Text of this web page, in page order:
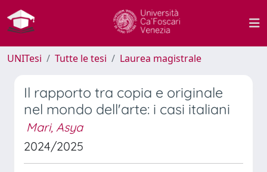
UNITesi Tutte le tesi Laurea magistrale
Il rapporto tra copia e originale
nel mondo dell'arte: i casi italiani
Mari, Asya
2024/2025